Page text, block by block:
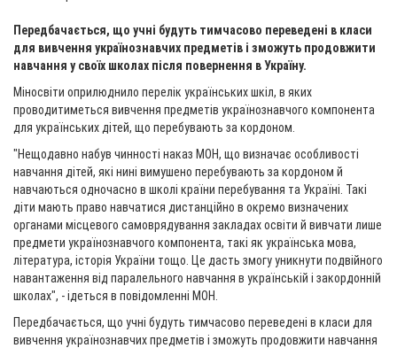
Передбачається, що учні будуть тимчасово переведені в класи
для вивчення українознавчих предметів і зможуть продовжити
навчання у своїх школах після повернення в Україну.
Міносвіти оприлюднило перелік українських шкіл, в яких
проводитиметься вивчення предметів українознавчого компонента
для українських дітей, що перебувають за кордоном.
"Нещодавно набув чинності наказ МОН, що визначає особливості
навчання дітей, які нині вимушено перебувають за кордоном й
навчаються одночасно в школі країни перебування та Україні. Такі
діти мають право навчатися дистанційно в окремо визначених
органами місцевого самоврядування закладах освіти й вивчати лише
предмети українознавчого компонента, такі як українська мова,
література, історія України тощо. Це дасть змогу уникнути подвійного
навантаження від паралельного навчання в українській і закордонній
школах", - ідеться в повідомленні МОН.
Передбачається, що учні будуть тимчасово переведені в класи для
вивчення українознавчих предметів і зможуть продовжити навчання